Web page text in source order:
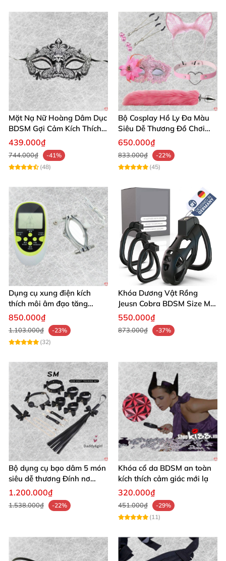
Mặt Nạ Nữ Hoàng Dâm Dục
BDSM Gợi Cảm Kích Thích
Đam Mê Cuộc Yêu
439.000₫
744.000₫
-41%
(48)
Bộ Cosplay Hồ Ly Đa Màu
Siêu Dễ Thương Đồ Chơi
BDSM Hot
650.000₫
833.000₫
-22%
(45)
Dụng cụ xung điện kích
thích môi âm đạo tăng
khoái cảm an toàn
850.000₫
1.103.000₫
-23%
(32)
Khóa Dương Vật Rồng
Jeusn Cobra BDSM Size M
Cao Cấp
550.000₫
873.000₫ -37%
Bộ dụng cụ bạo dâm 5 món
siêu dễ thương Đính nơ
quyến rũ kích thích
1.200.000₫
1.538.000₫ -22%
Khóa cổ da BDSM an toàn
kích thích cảm giác mới lạ
320.000₫
451.000₫
-29%
(11)